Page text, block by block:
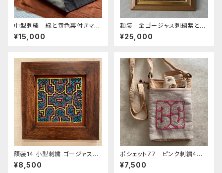
中型刺繍 緑と黄色裏付きマッ
ト 額装、タペストリー シピボ
族の手刺繍特注サイズ
¥15,000
額装 金ゴージャス刺繍紫とオ
レンジ シピボ族の刺繍 泥染
め 民藝のある暮らし インテ
¥25,000
額装14 小型刺繍 ゴージャス黄
緑とブルー 流木フレームシピ
ボ族の泥染めと手刺繍 エスニ
¥8,500
ポシェット77 ピンク刺繍4ポ
ケット付き 16.50x22cm フ
ァスナー草木染めパッチワー
¥7,500